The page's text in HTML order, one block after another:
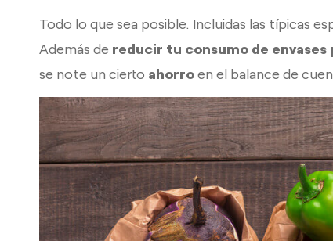
Todo lo que sea posible. Incluidas las típicas
Además de reducir tu consumo de
se note un cierto ahorroen el balance de